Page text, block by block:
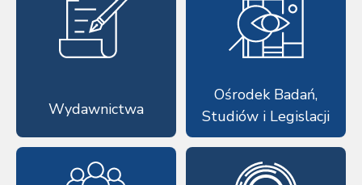
Wydawnictwa
Ośrodek Badań,
Studiów i Legislacji